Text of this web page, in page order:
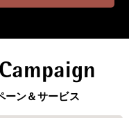
ーン＆サービス